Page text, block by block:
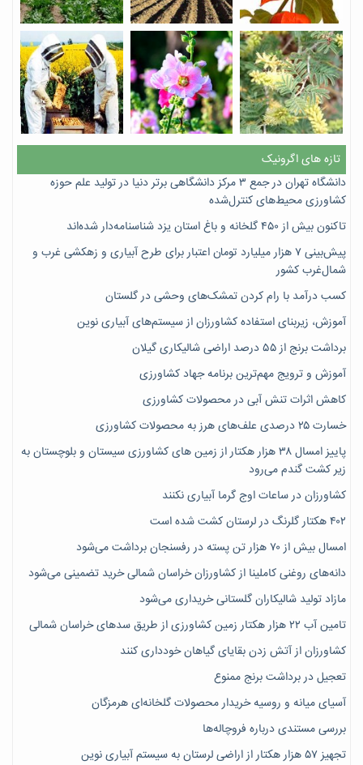
تازه های اگرونیک
دانشگاه تهران در جمع ۳ مرکز دانشگاهی برتر دنیا در تولید علم حوزه
کشاورزی محیط‌های کنترل‌شده
تاکنون بیش از ۴۵۰ گلخانه و باغ استان یزد شناسنامه‌دار شده‌اند
پیش‌بینی ۷‌ هزار میلیارد تومان اعتبار برای طرح آبیاری و زهکشی غرب و
شمال‌غرب کشور
کسب درآمد با رام کردن تمشک‌های وحشی در گلستان
آموزش، زیربنای استفاده کشاورزان از سیستم‌های آبیاری نوین
برداشت برنج از ۵۵ درصد اراضی شالیکاری گیلان
آموزش و ترویج مهم‌ترین برنامه جهاد کشاورزی
کاهش اثرات تنش آبی در محصولات کشاورزی
خسارت ۲۵ درصدی علف‌های هرز به محصولات کشاورزی
پاییز امسال ۳۸ هزار هکتار از زمین های کشاورزی سیستان و بلوچستان به
زیر کشت گندم می‌رود
کشاورزان در ساعات اوج گرما آبیاری نکنند
۴۰۲ هکتار گلرنگ در لرستان کشت شده است
امسال بیش از ۷۰ هزار تن پسته در رفسنجان برداشت می‌شود
دانه‌های روغنی کاملینا از کشاورزان خراسان شمالی خرید تضمینی می‌شود
مازاد تولید شالیکاران گلستانی خریداری می‌شود
تامین آب ۲۲ هزار هکتار زمین کشاورزی از طریق سدهای خراسان شمالی
کشاورزان از آتش زدن بقایای گیاهان خودداری کنند
تعجیل در برداشت برنج ممنوع
آسیای میانه و روسیه خریدار محصولات گلخانه‌ای هرمزگان
بررسی مستندی درباره فروچاله‌ها
تجهیز ۵۷ هزار هکتار از اراضی لرستان به سیستم آبیاری نوین